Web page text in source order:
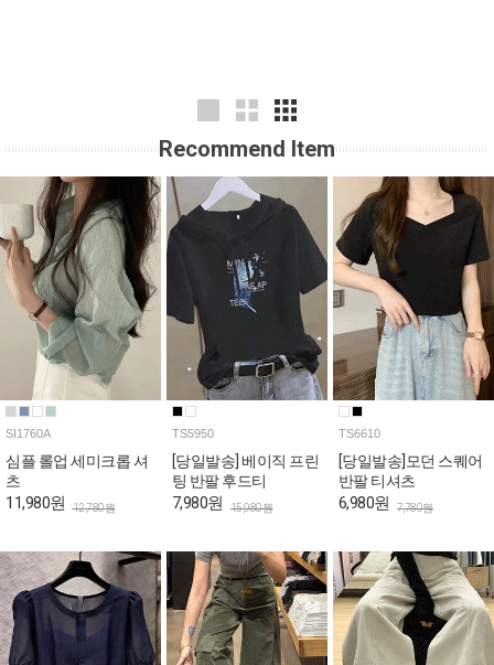
Recommend Item
SI1760A
심플 롤업 세미크롭 셔
츠
11,980원 12,780원
TS5950
[당일발송] 베이직 프린
팅 반팔 후드티
7,980원 15,980원
TS6610
[당일발송]모던 스퀘어
반팔 티셔츠
6,980원 7,780원